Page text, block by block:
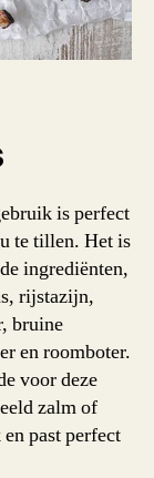
is perfect
te tillen. Het is
ingrediënten,
rijstazijn,
bruine
en roomboter.
voor deze
zalm of
past perfect